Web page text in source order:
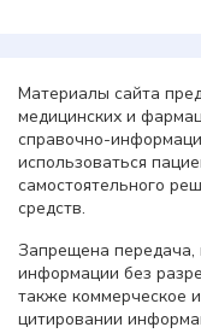
Материалы сайта
медицинских и
справочно-
использоваться
самостоятельного
средств.
Запрещена передача,
информации без
также коммерческое
цитировании